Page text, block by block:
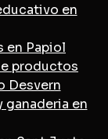
en
en Papiol
productos
Desvern
ganaderia en